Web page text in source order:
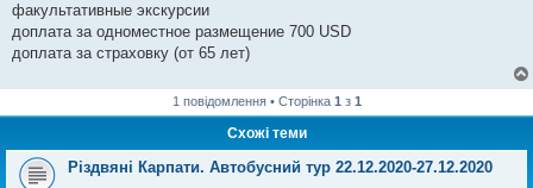
факультативные экскурсии
доплата за одноместное размещение 700 USD
доплата за страховку (от 65 лет)
1 повідомлення • Сторінка 1 з 1
Схожі теми
Різдвяні Карпати. Автобусний тур 22.12.2020-27.12.2020